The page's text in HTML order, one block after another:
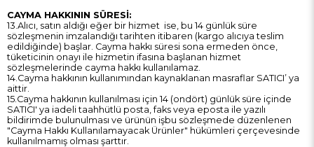
CAYMA HAKKININ SÜRESİ:
13.Alıcı, satın aldığı eğer bir hizmet ise, bu 14 günlük süre
sözleşmenin imzalandığı tarihten itibaren (kargo alıcıya teslim
edildiğinde) başlar. Cayma hakkı süresi sona ermeden önce,
tüketicinin onayı ile hizmetin ifasına başlanan hizmet
sözleşmelerinde cayma hakkı kullanılamaz.
14.Cayma hakkının kullanımından kaynaklanan masraflar SATICI’ ya
aittir.
15.Cayma hakkının kullanılması için 14 (ondört) günlük süre içinde
SATICI' ya iadeli taahhütlü posta, faks veya eposta ile yazılı
bildirimde bulunulması ve ürünün işbu sözleşmede düzenlenen
"Cayma Hakkı Kullanılamayacak Ürünler" hükümleri çerçevesinde
kullanılmamış olması şarttır.